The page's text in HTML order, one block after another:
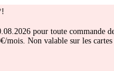
pour toute commande
Non valable sur les cartes